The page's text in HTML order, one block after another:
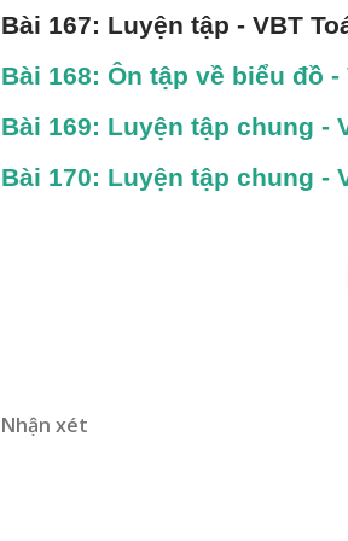
Bài 167: Luyện tập - VBT
Bài 168: Ôn tập về biểu đồ -
Bài 169: Luyện tập chung -
Bài 170: Luyện tập chung -
Nhận xét